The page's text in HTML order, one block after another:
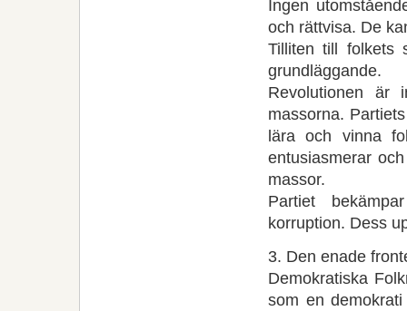
Ingen
och rättvisa. De
Tilliten till folkets
grundläggande.
Revolutionen
massorna.
lära och vinna
entusiasmerar
massor.
Partiet
korruption. Dess
3. Den enade
Demokratiska
som en